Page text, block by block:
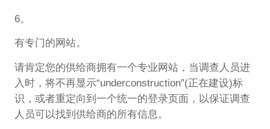
6。
有专门的网站。
请肯定您的供给商拥有一个专业网站，当调查人员进
入时，将不再显示“underconstruction”(正在建设)标
识，或者重定向到一个统一的登录页面，以保证调查
人员可以找到供给商的所有信息。